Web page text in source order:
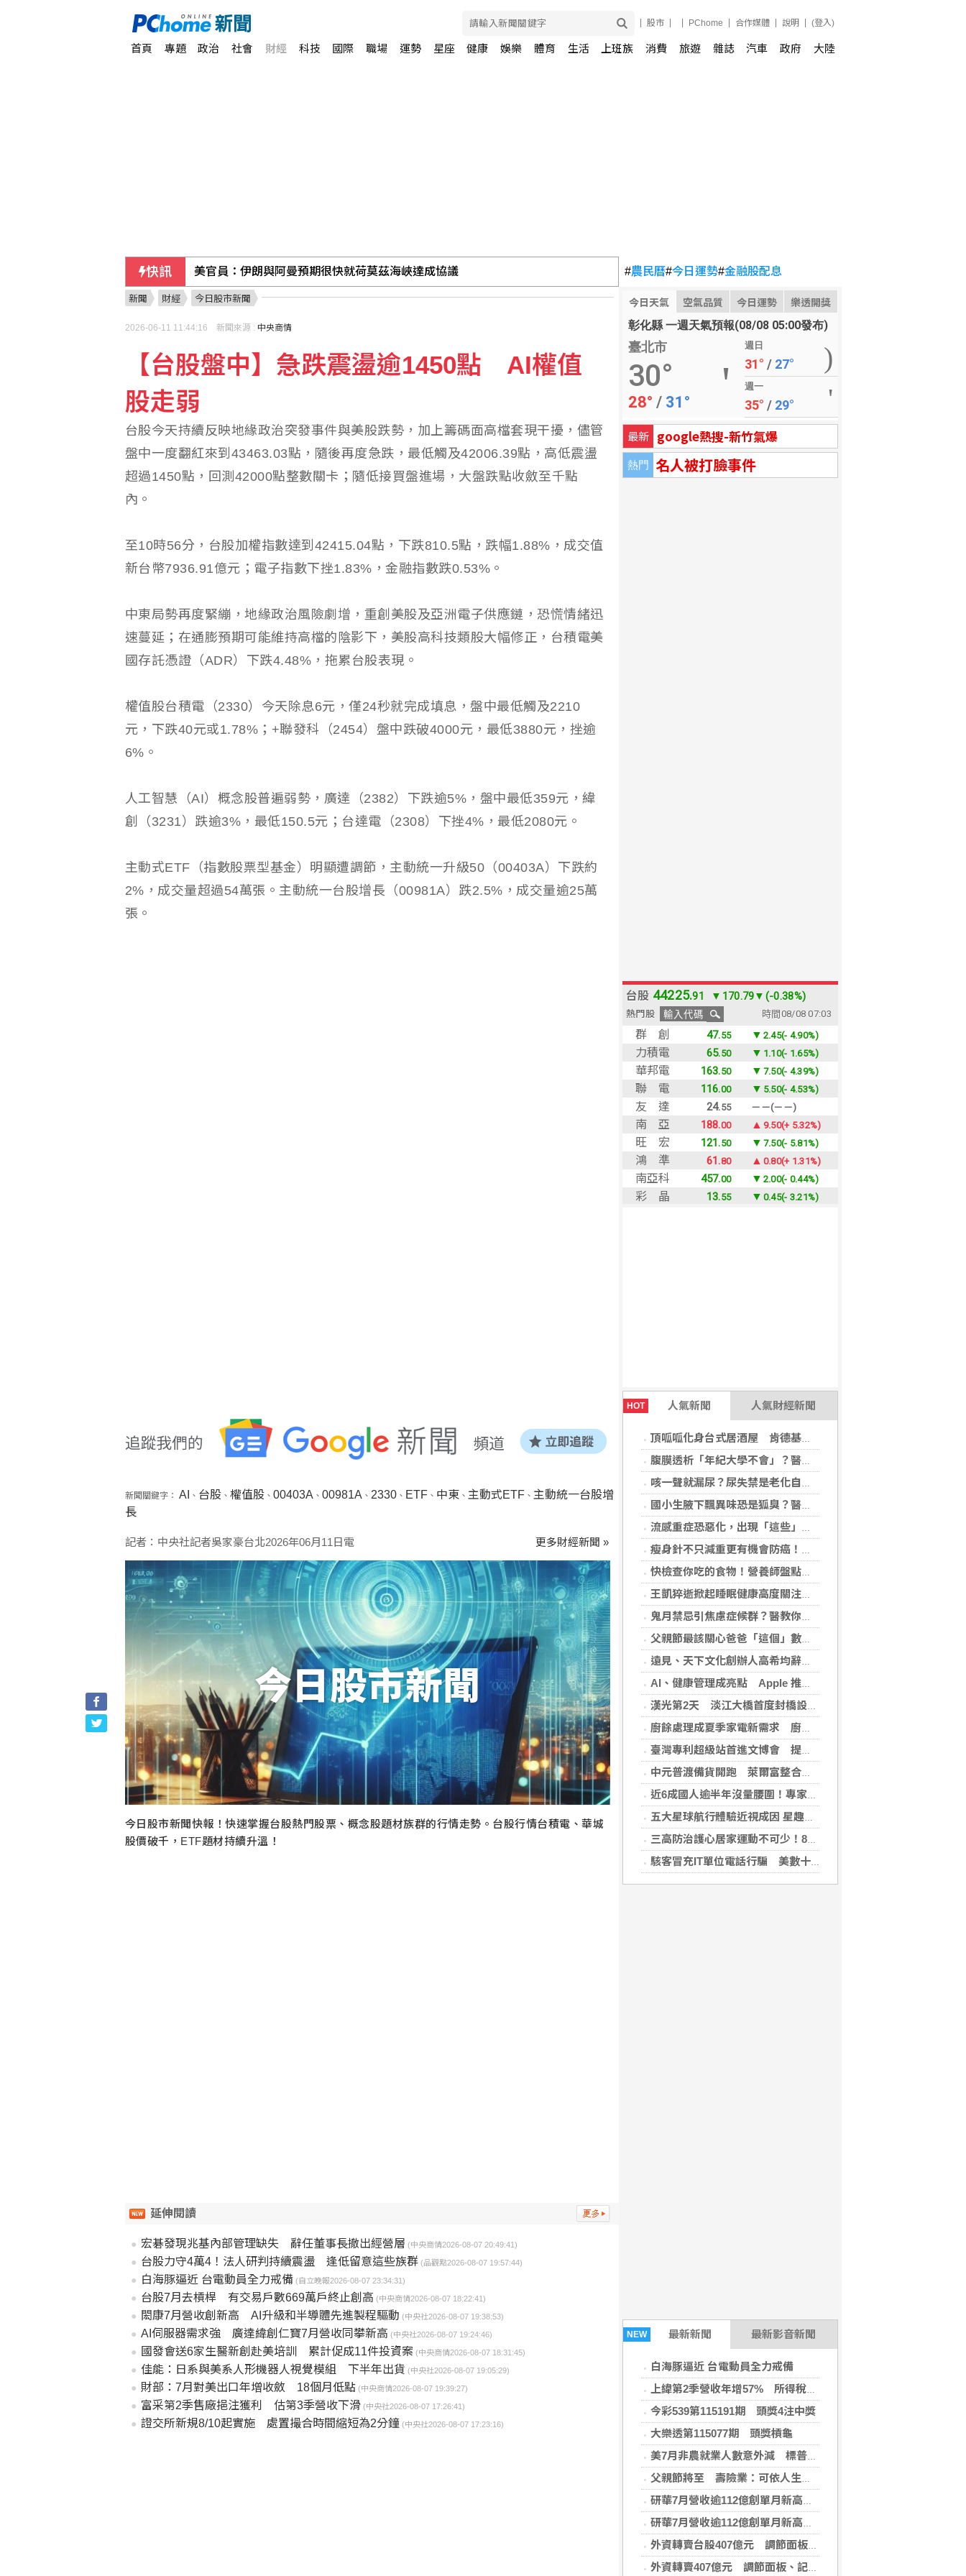
股市 PChome 合作媒體 說明 (登入)
首頁 專題 政治 社會 財經 科技 國際 職場 運勢 星座 健康 娛樂 體育 生活 上班族 消費 旅遊 雜誌 汽車 政府 大陸
快訊 美官員：伊朗與阿曼預期很快就荷莫茲海峽達成協議 #農民曆#今日運勢#金融股配息
今日天氣 空氣品質 今日運勢 樂透開獎
彰化縣 一週天氣預報(08/08 05:00發布)
臺北市
30°
28° / 31°
週日
31° / 27°
週一
35° / 29°
最新 google熱搜-新竹氣爆
熱門 名人被打臉事件
HOT 人氣新聞 人氣財經新聞
頂呱呱化身台式居酒屋 肯德基聯名EVA攻漫迷
腹膜透析「年紀大學不會」？醫：年齡並非限制 評估還要看3面向
咳一聲就漏尿？尿失禁是老化自然現象？醫揭：不同尿失禁的治療方式
國小生腋下飄異味恐是狐臭？醫：若伴青春期徵象應評估性早熟
流感重症恐惡化，出現「這些」症狀別再等！醫籲：別因非流感季就掉以輕心
瘦身針不只減重更有機會防癌！無糖尿病肥胖者使用GLP-1藥物 罹癌風險顯著下降
快檢查你吃的食物！營養師盤點「5大反式脂肪來源」跟你想的不同
王凱猝逝掀起睡眠健康高度關注！醫籲：最危險的不是熬夜，而是「這個」錯覺
鬼月禁忌引焦慮症候群？醫教你破除強迫症狀與焦慮迷思
父親節最該關心爸爸「這個」數字！中西醫聯手揪出三高危機
遠見、天下文化創辦人高希均辭世 留下華人世界珍貴思想遺產
AI、健康管理成亮點 Apple 推薦多元裝置迎接父親
漢光第2天 淡江大橋首度封橋設3防線阻敵直衝中樞
廚餘處理成夏季家電新需求 廚餘機優惠搭地方補助最高省近萬元
臺灣專利超級站首進文博會 提供免費智財諮詢助創作者護創意
中元普渡備貨開跑 萊爾富整合祭拜供品與民生補貨需求
近6成國人逾半年沒量腰圍！專家籲每月量1次 幫助揪出代謝症候群
五大星球航行體驗近視成因 星趣控「視覺星球挑戰2.0」動手又動腦
三高防治護心居家運動不可少！888知能宣導互動遊戲，掌握自己的健康密碼
駭客冒充IT單位電話行騙 美數十家金融機構成目標
NEW 最新新聞 最新影音新聞
白海豚逼近 台電動員全力戒備
上緯第2季營收年增57% 所得稅加徵衝擊短期獲利
今彩539第115191期 頭獎4注中獎
大樂透第115077期 頭獎槓龜
美7月非農就業人數意外減 標普與那指雙雙開高
父親節將至 壽險業：可依人生階段、特定疾病做補強
研華7月營收逾112億創單月新高 樺漢164億登同期高
研華7月營收逾112億創單月新高 樺漢164億登同期高
外資轉賣台股407億元 調節面板、記憶體與主動式ETF
外資轉賣407億元 調節面板、記憶體與主動式ETF
新聞 財經 今日股市新聞
2026-06-11 11:44:16 新聞來源 : 中央商情
【台股盤中】急跌震盪逾1450點 AI權值
股走弱
台股今天持續反映地緣政治突發事件與美股跌勢，加上籌碼面高檔套現干擾，儘管
盤中一度翻紅來到43463.03點，隨後再度急跌，最低觸及42006.39點，高低震盪
超過1450點，回測42000點整數關卡；隨低接買盤進場，大盤跌點收斂至千點
內。
至10時56分，台股加權指數達到42415.04點，下跌810.5點，跌幅1.88%，成交值
新台幣7936.91億元；電子指數下挫1.83%，金融指數跌0.53%。
中東局勢再度緊繃，地緣政治風險劇增，重創美股及亞洲電子供應鏈，恐慌情緒迅
速蔓延；在通膨預期可能維持高檔的陰影下，美股高科技類股大幅修正，台積電美
國存託憑證（ADR）下跌4.48%，拖累台股表現。
權值股台積電（2330）今天除息6元，僅24秒就完成填息，盤中最低觸及2210
元，下跌40元或1.78%；+聯發科（2454）盤中跌破4000元，最低3880元，挫逾
6%。
人工智慧（AI）概念股普遍弱勢，廣達（2382）下跌逾5%，盤中最低359元，緯
創（3231）跌逾3%，最低150.5元；台達電（2308）下挫4%，最低2080元。
主動式ETF（指數股票型基金）明顯遭調節，主動統一升級50（00403A）下跌約
2%，成交量超過54萬張。主動統一台股增長（00981A）跌2.5%，成交量逾25萬
張。
新聞關鍵字： AI 、 台股、 權值股、 00403A、 00981A、 2330、 ETF 、 中東、 主動式ETF 、 主動統一台股增
長
記者：中央社記者吳家豪台北2026年06月11日電 更多財經新聞 »
今日股市新聞
今日股市新聞快報！快速掌握台股熱門股票、概念股題材族群的行情走勢。台股行情台積電、華城
股價破千，ETF題材持續升溫！
延伸閱讀
宏碁發現兆基內部管理缺失 辭任董事長撤出經營層 (中央商情2026-08-07 20:49:41)
台股力守4萬4！法人研判持續震盪 逢低留意這些族群 (品觀點2026-08-07 19:57:44)
白海豚逼近 台電動員全力戒備 (自立晚報2026-08-07 23:34:31)
台股7月去槓桿 有交易戶數669萬戶終止創高 (中央商情2026-08-07 18:22:41)
閎康7月營收創新高 AI升級和半導體先進製程驅動 (中央社2026-08-07 19:38:53)
AI伺服器需求強 廣達緯創仁寶7月營收同攀新高 (中央社2026-08-07 19:24:46)
國發會送6家生醫新創赴美培訓 累計促成11件投資案 (中央商情2026-08-07 18:31:45)
佳能：日系與美系人形機器人視覺模組 下半年出貨 (中央社2026-08-07 19:05:29)
財部：7月對美出口年增收斂 18個月低點 (中央商情2026-08-07 19:39:27)
富采第2季售廠挹注獲利 估第3季營收下滑 (中央社2026-08-07 17:26:41)
證交所新規8/10起實施 處置撮合時間縮短為2分鐘 (中央社2026-08-07 17:23:16)